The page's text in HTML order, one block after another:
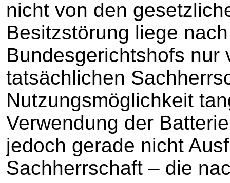
nicht von den
Besitzstörung liege
Bundesgerichtshofs nur
tatsächlichen
Nutzungsmöglichkeit
Verwendung der
jedoch gerade nicht
Sachherrschaft – die